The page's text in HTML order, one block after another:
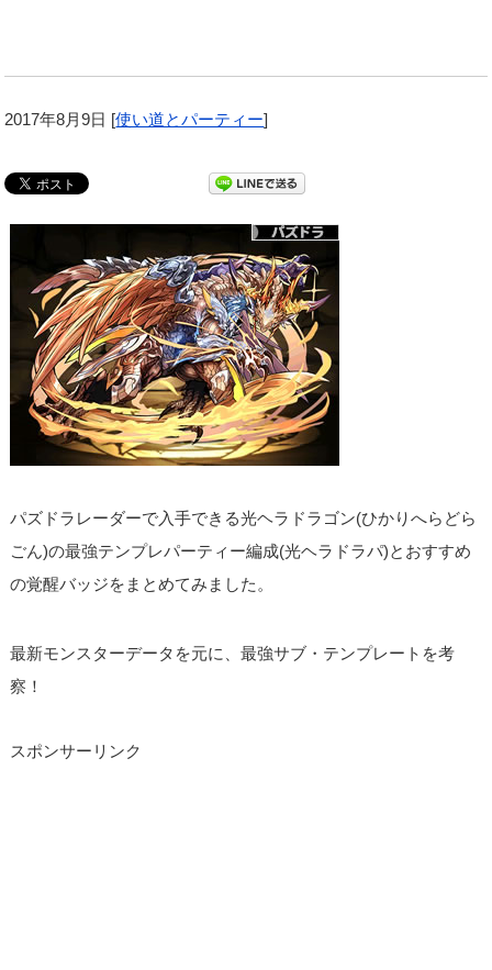
2017年8月9日 [使い道とパーティー]
パズドラレーダーで入手できる光ヘラドラゴン(ひかりへらどら
ごん)の最強テンプレパーティー編成(光ヘラドラパ)とおすすめ
の覚醒バッジをまとめてみました。
最新モンスターデータを元に、最強サブ・テンプレートを考
察！
スポンサーリンク